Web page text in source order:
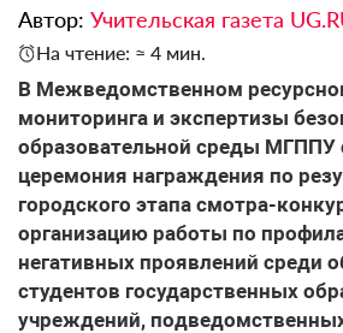
Автор: Учительская газета
На чтение: ≈ 4 мин.
​В Межведомственном
мониторинга и экспертизы
образовательной среды МГППУ
церемония награждения по
городского этапа смотра-
организацию работы по
негативных проявлений среди
студентов государственных
учреждений,